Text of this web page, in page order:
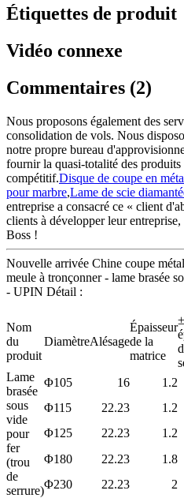
Étiquettes de produit
Vidéo connexe
Commentaires (2)
Nous proposons également des
consolidation de vols. Nous
notre propre bureau
fournir la quasi-totalité des
compétitif.Disque de coupe en
pour marbre,Lame de scie
entreprise a consacré ce « client
clients à développer leur
Boss !
Nouvelle arrivée Chine coupe
meule à tronçonner - lame brasée
- UPIN Détail :
Nom
du
produit
DiamètreAlésage
Épaisseur
de la
matrice
Lame
brasée
sous
vide
pour
fer
(trou
de
serrure)
Φ105 16 1.2
Φ115
22.23 1.2
Φ125
22.23 1.2
Φ180
22.23 1.8
Φ230
22.23 2